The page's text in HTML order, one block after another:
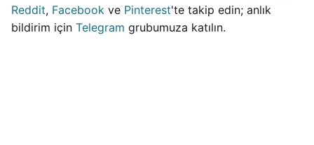
Reddit, Facebook ve Pinterest'te takip edin; anlık
bildirim için Telegram grubumuza katılın.